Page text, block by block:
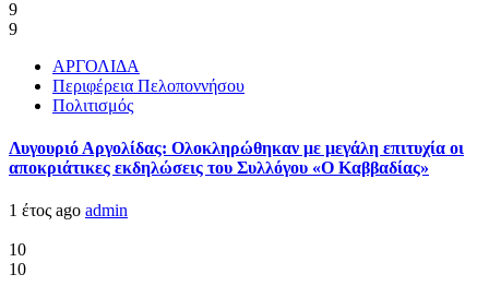
9
9
ΑΡΓΟΛΙΔΑ
Περιφέρεια Πελοποννήσου
Πολιτισμός
Λυγουριό Αργολίδας: Ολοκληρώθηκαν με μεγάλη επιτυχία οι
αποκριάτικες εκδηλώσεις του Συλλόγου «Ο Καββαδίας»
1 έτος ago admin
10
10